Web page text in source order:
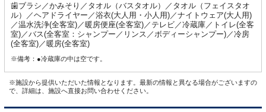
歯ブラシ／かみそり／タオル（バスタオル）／タオル（フェイスタオ
ル）／ヘアドライヤー／浴衣(大人用・小人用)／ナイトウェア(大人用)
／温水洗浄(全客室)／暖房便座(全客室)／テレビ／冷蔵庫／トイレ(全客
室)／バス(全客室：シャンプー／リンス／ボディーシャンプー)／冷房
(全客室)／暖房(全客室)
※備考：●冷蔵庫の中は空です。
※施設から提供いただいた情報となります。最新の情報と異なる場合がございますの
で、詳細は、施設へ直接お問い合わせください。